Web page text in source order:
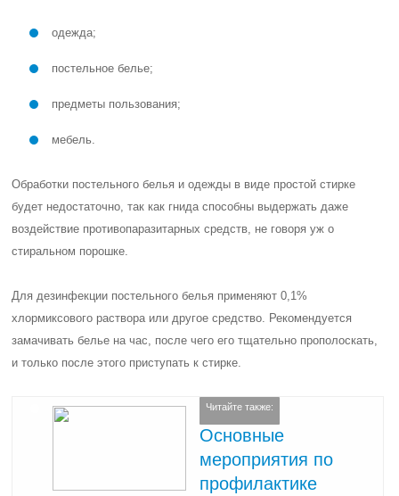
одежда;
постельное белье;
предметы пользования;
мебель.
Обработки постельного белья и одежды в виде простой стирке
будет недостаточно, так как гнида способны выдержать даже
воздействие противопаразитарных средств, не говоря уж о
стиральном порошке.
Для дезинфекции постельного белья применяют 0,1%
хлормиксового раствора или другое средство. Рекомендуется
замачивать белье на час, после чего его тщательно прополоскать,
и только после этого приступать к стирке.
Читайте также:
Основные
мероприятия по
профилактике